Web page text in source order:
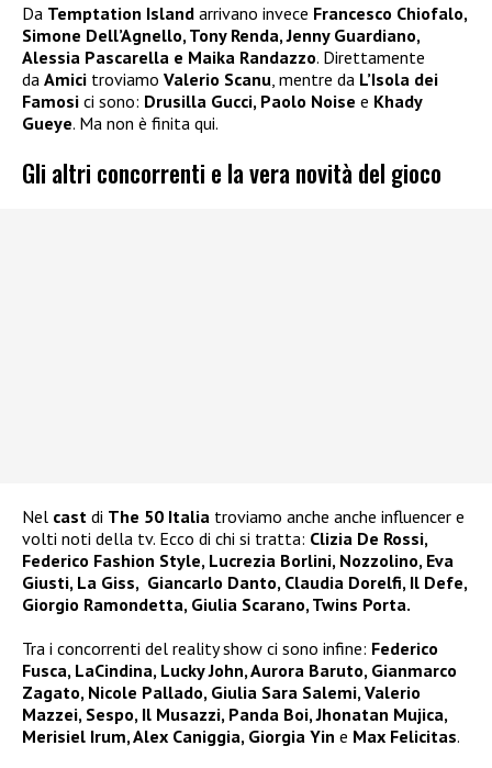
Da Temptation Island arrivano invece Francesco Chiofalo,
Simone Dell’Agnello, Tony Renda, Jenny Guardiano,
Alessia Pascarella e Maika Randazzo. Direttamente
da Amici troviamo Valerio Scanu , mentre da L’Isola dei
Famosi ci sono: Drusilla Gucci, Paolo Noise e Khady
Gueye. Ma non è finita qui.
Gli altri concorrenti e la vera novità del gioco
Nel cast di The 50 Italia troviamo anche anche influencer e
volti noti della tv. Ecco di chi si tratta: Clizia De Rossi,
Federico Fashion Style, Lucrezia Borlini, Nozzolino, Eva
Giusti, La Giss, Giancarlo Danto, Claudia Dorelfi, Il Defe,
Giorgio Ramondetta, Giulia Scarano, Twins Porta.
Tra i concorrenti del reality show ci sono infine: Federico
Fusca, LaCindina, Lucky John, Aurora Baruto, Gianmarco
Zagato, Nicole Pallado, Giulia Sara Salemi, Valerio
Mazzei, Sespo, Il Musazzi, Panda Boi, Jhonatan Mujica,
Merisiel Irum, Alex Caniggia, Giorgia Yin e Max Felicitas.